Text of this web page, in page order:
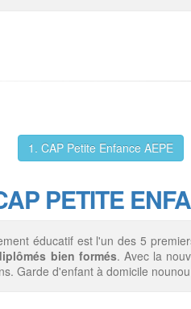
1. CAP Petite Enfance AEPE
PETITE
éducatif est l'un des 5
bien formés. Avec la
Garde d'enfant à domicile